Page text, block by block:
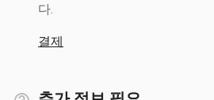
다.
결제